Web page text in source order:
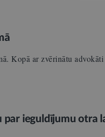
Kopā ar zvērinātu
par ieguldījumu otra